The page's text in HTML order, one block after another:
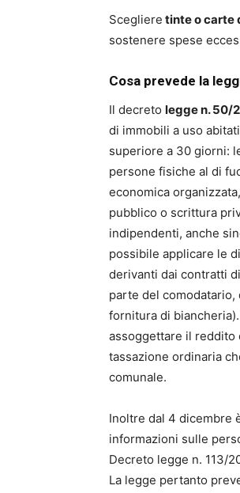
Scegliere tinte o carte
sostenere spese
Cosa prevede la
Il decreto legge n. 50/
di immobili a uso
superiore a 30 giorni:
persone fisiche al di
economica
pubblico o scrittura
indipendenti, anche
possibile applicare le
derivanti dai contratti
parte del
fornitura di
assoggettare il reddito
tassazione ordinaria
comunale.
Inoltre dal 4 dicembre
informazioni sulle
Decreto legge n. 113/
La legge pertanto